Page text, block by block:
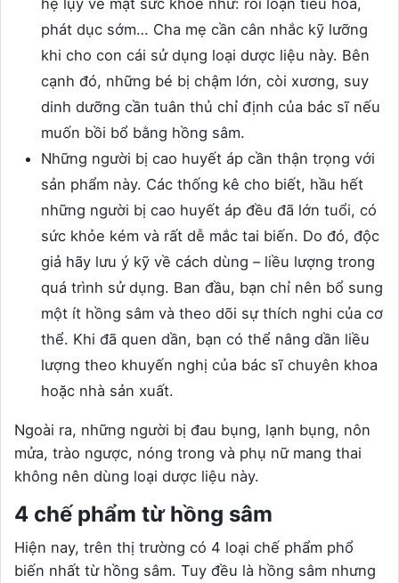
phát dục sớm… Cha mẹ cần cân nhắc kỹ lưỡng
khi cho con cái sử dụng loại dược liệu này. Bên
cạnh đó, những bé bị chậm lớn, còi xương, suy
dinh dưỡng cần tuân thủ chỉ định của bác sĩ nếu
muốn bồi bổ bằng hồng sâm.
Những người bị cao huyết áp cần thận trọng với
sản phẩm này. Các thống kê cho biết, hầu hết
những người bị cao huyết áp đều đã lớn tuổi, có
sức khỏe kém và rất dễ mắc tai biến. Do đó, độc
giả hãy lưu ý kỹ về cách dùng – liều lượng trong
quá trình sử dụng. Ban đầu, bạn chỉ nên bổ sung
một ít hồng sâm và theo dõi sự thích nghi của cơ
thể. Khi đã quen dần, bạn có thể nâng dần liều
lượng theo khuyến nghị của bác sĩ chuyên khoa
hoặc nhà sản xuất.
Ngoài ra, những người bị đau bụng, lạnh bụng, nôn
mửa, trào ngược, nóng trong và phụ nữ mang thai
không nên dùng loại dược liệu này.
4 chế phẩm từ hồng sâm
Hiện nay, trên thị trường có 4 loại chế phẩm phổ
biến nhất từ hồng sâm. Tuy đều là hồng sâm nhưng